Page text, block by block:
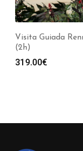
Visita Guiada
(2h)
319.00€